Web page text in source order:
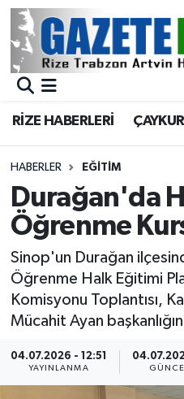
RİZE HABERLERİ
HABERLER EĞİTİM
Durağan'da
Öğrenme
Sinop'un Durağan
Öğrenme Halk Eğitimi
Komisyonu Toplantısı,
Mücahit Ayan
04.07.2026 - 12:51
YAYINLANMA
BÖLGEMİZ
Asayiş
Rize Jandarma
Bilim Teknoloji
Advertising news
Canlı Maç
Merkez Nöbetçi
Merkez Trafik
Süper Lig Puan
Tüm Manşetler
Son Dakika Haberleri
Haber Arşivi